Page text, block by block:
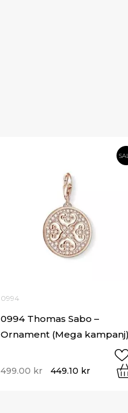
0994
0994 Thomas Sabo –
Ornament (Mega kampanj)
499.00 kr 449.10 kr